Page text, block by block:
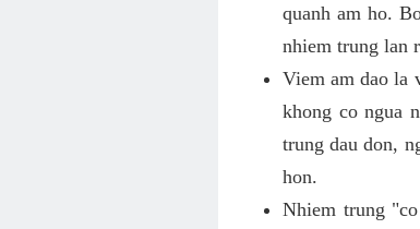
quanh am ho.
nhiem trung lan
Viem am dao la
khong co ngua
trung dau don,
hon.
Nhiem trung